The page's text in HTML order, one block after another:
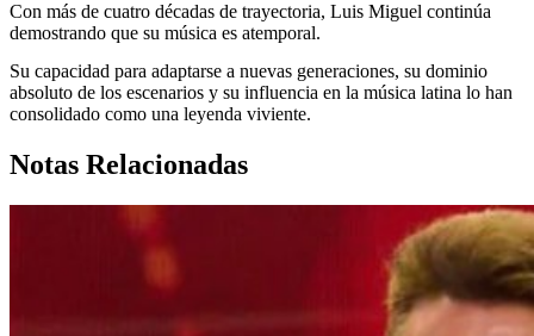
Con más de cuatro décadas de trayectoria, Luis Miguel continúa
demostrando que su música es atemporal.
Su capacidad para adaptarse a nuevas generaciones, su dominio
absoluto de los escenarios y su influencia en la música latina lo han
consolidado como una leyenda viviente.
Notas Relacionadas